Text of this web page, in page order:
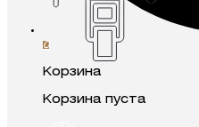
0
Корзина
Корзина пуста